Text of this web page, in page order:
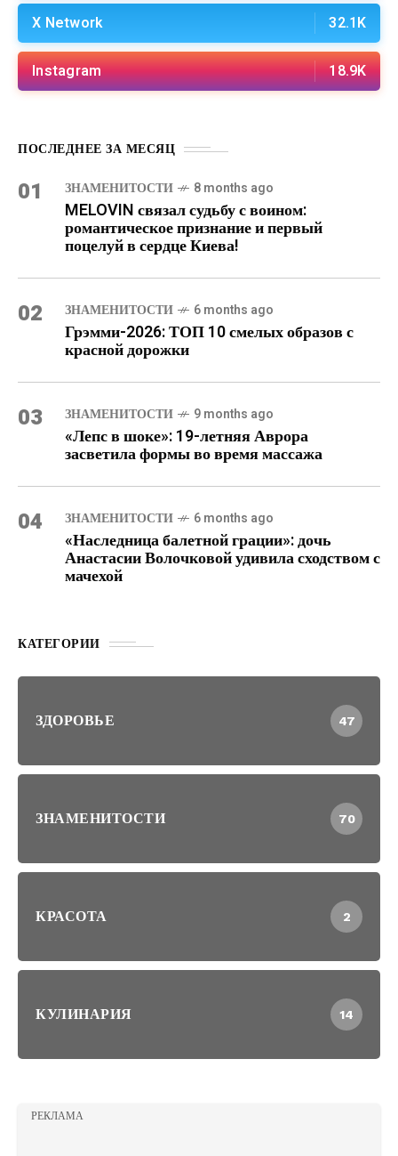
X Network 32.1K
Instagram 18.9K
ПОСЛЕДНЕЕ ЗА МЕСЯЦ
01 ЗНАМЕНИТОСТИ 8 months ago
MELOVIN связал судьбу с воином:
романтическое признание и первый
поцелуй в сердце Киева!
02 ЗНАМЕНИТОСТИ 6 months ago
Грэмми-2026: ТОП 10 смелых образов с
красной дорожки
03 ЗНАМЕНИТОСТИ 9 months ago
«Лепс в шоке»: 19-летняя Аврора
засветила формы во время массажа
04 ЗНАМЕНИТОСТИ 6 months ago
«Наследница балетной грации»: дочь
Анастасии Волочковой удивила сходством с
мачехой
КАТЕГОРИИ
ЗДОРОВЬЕ 47
ЗНАМЕНИТОСТИ 70
КРАСОТА 2
КУЛИНАРИЯ 14
РЕКЛАМА